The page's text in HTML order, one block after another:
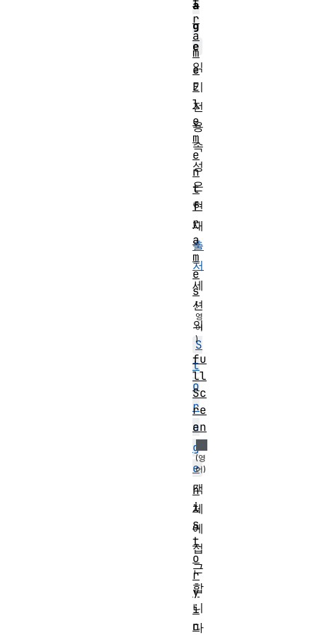
a
g
e
읽
기
전
용
속
성
은
현
재
출
처
세
션
의
S
t
o
r
a
g
e
객
체
에
접
근
합
니
다
r
a
m
e
E
l
e
m
e
n
t
f
r
a
m
e
s
fu
ll
Sc
re
en
h
i
s
t
o
r
y
i
n